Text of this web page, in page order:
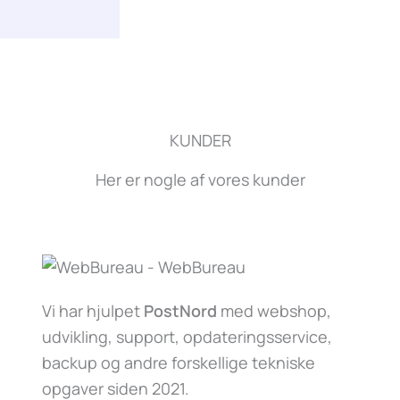
KUNDER
Her er nogle af vores kunder
Vi har hjulpet PostNord med webshop,
udvikling, support, opdateringsservice,
backup og andre forskellige tekniske
opgaver siden 2021.